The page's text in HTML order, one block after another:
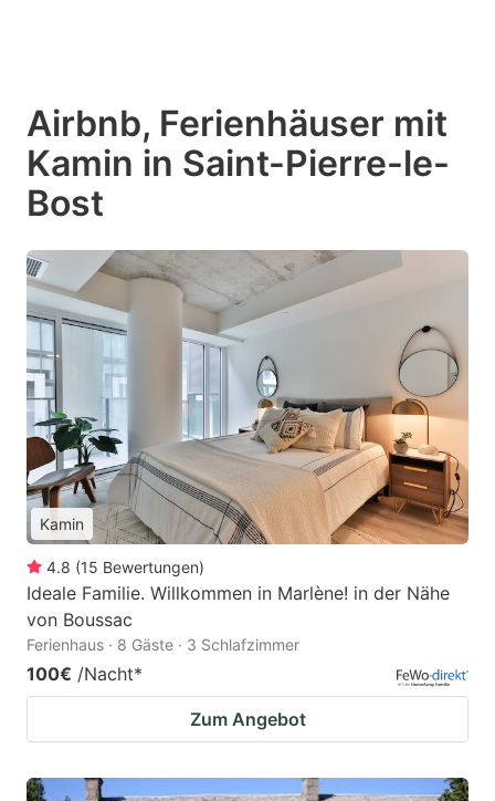
Airbnb, Ferienhäuser mit
Kamin in Saint-Pierre-le-
Bost
Kamin
4.8 (15 Bewertungen)
Ideale Familie. Willkommen in Marlène! in der Nähe
von Boussac
Ferienhaus · 8 Gäste · 3 Schlafzimmer
100€ /Nacht*
Zum Angebot